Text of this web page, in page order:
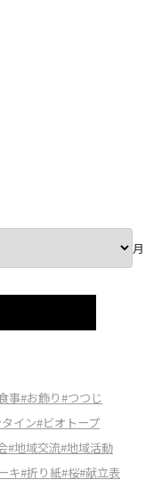
月
事#お飾り#つつじ
イン#ビオトープ
#地域交流#地域活動
キ#折り紙#桜#献立表